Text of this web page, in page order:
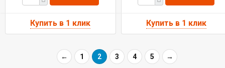
← 1 2 3 4 5 →